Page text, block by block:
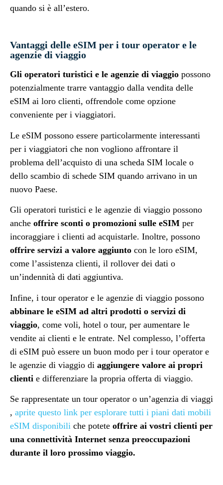
quando si è all’estero.
Vantaggi delle eSIM per i tour operator e le
agenzie di viaggio
Gli operatori turistici e le agenzie di viaggio possono
potenzialmente trarre vantaggio dalla vendita delle
eSIM ai loro clienti, offrendole come opzione
conveniente per i viaggiatori.
Le eSIM possono essere particolarmente interessanti
per i viaggiatori che non vogliono affrontare il
problema dell’acquisto di una scheda SIM locale o
dello scambio di schede SIM quando arrivano in un
nuovo Paese.
Gli operatori turistici e le agenzie di viaggio possono
anche offrire sconti o promozioni sulle eSIM per
incoraggiare i clienti ad acquistarle. Inoltre, possono
offrire servizi a valore aggiunto con le loro eSIM,
come l’assistenza clienti, il rollover dei dati o
un’indennità di dati aggiuntiva.
Infine, i tour operator e le agenzie di viaggio possono
abbinare le eSIM ad altri prodotti o servizi di
viaggio, come voli, hotel o tour, per aumentare le
vendite ai clienti e le entrate. Nel complesso, l’offerta
di eSIM può essere un buon modo per i tour operator e
le agenzie di viaggio di aggiungere valore ai propri
clienti e differenziare la propria offerta di viaggio.
Se rappresentate un tour operator o un’agenzia di viaggi
, aprite questo link per esplorare tutti i piani dati mobili
eSIM disponibili che potete offrire ai vostri clienti per
una connettività Internet senza preoccupazioni
durante il loro prossimo viaggio.